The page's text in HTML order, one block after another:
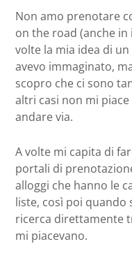
Non amo prenotare
on the road (anche in
volte la mia idea di
avevo immaginato,
scopro che ci sono
altri casi non mi
andare via.
A volte mi capita di
portali di
alloggi che hanno le
liste, così poi quando
ricerca direttamente
mi piacevano.